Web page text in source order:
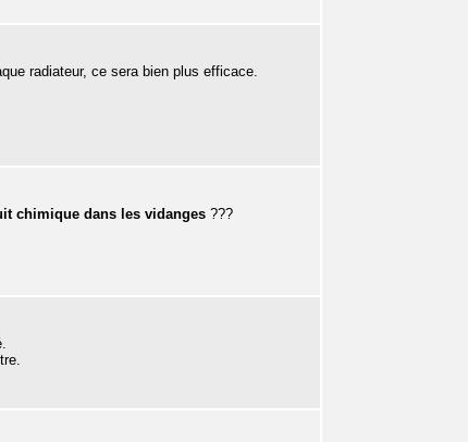
radiateur, ce sera bien plus efficace.
chimique dans les vidanges ???